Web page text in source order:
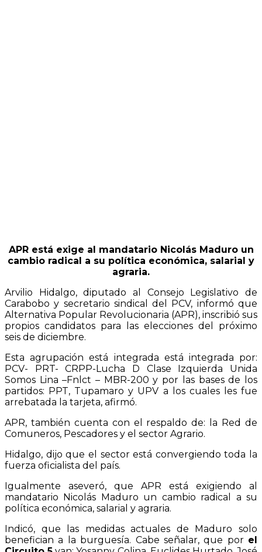
APR está exige al mandatario Nicolás Maduro un
cambio radical a su política económica, salarial y
agraria.
Arvilio Hidalgo, diputado al Consejo Legislativo de
Carabobo y secretario sindical del PCV, informó que
Alternativa Popular Revolucionaria (APR), inscribió sus
propios candidatos para las elecciones del próximo
seis de diciembre.
Esta agrupación está integrada está integrada por:
PCV- PRT- CRPP-Lucha D Clase Izquierda Unida
Somos Lina –Fnlct – MBR-200 y por las bases de los
partidos: PPT, Tupamaro y UPV a los cuales les fue
arrebatada la tarjeta, afirmó.
APR, también cuenta con el respaldo de: la Red de
Comuneros, Pescadores y el sector Agrario.
Hidalgo, dijo que el sector está convergiendo toda la
fuerza oficialista del país.
Igualmente aseveró, que APR está exigiendo al
mandatario Nicolás Maduro un cambio radical a su
política económica, salarial y agraria.
Indicó, que las medidas actuales de Maduro solo
benefician a la burguesía. Cabe señalar, que por el